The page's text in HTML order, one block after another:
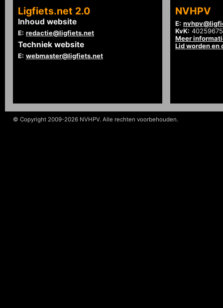
Ligfiets.net 2.0
Inhoud website
E: redactie@ligfiets.net
Techniek website
E: webmaster@ligfiets.net
NVHPV
E:
KvK: 40259675
Meer
Lid worden en
© Copyright 2009-2026 NVHPV. Alle rechten voorbehouden.